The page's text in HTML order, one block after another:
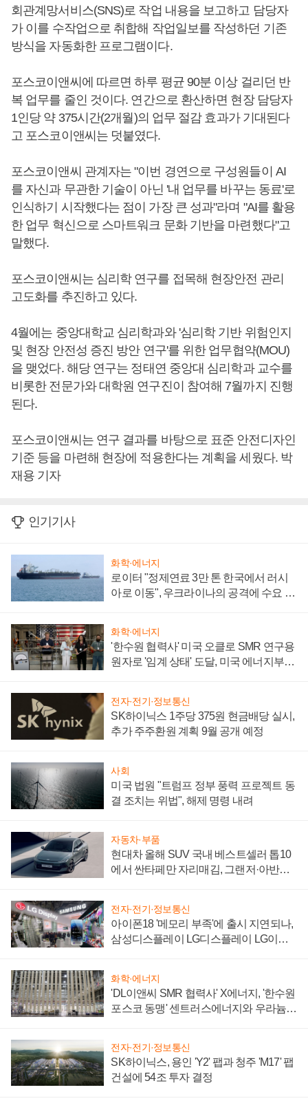
회관계망서비스(SNS)로 작업 내용을 보고하고 담당자
가 이를 수작업으로 취합해 작업일보를 작성하던 기존
방식을 자동화한 프로그램이다.
포스코이앤씨에 따르면 하루 평균 90분 이상 걸리던 반
복 업무를 줄인 것이다. 연간으로 환산하면 현장 담당자
1인당 약 375시간(2개월)의 업무 절감 효과가 기대된다
고 포스코이앤씨는 덧붙였다.
포스코이앤씨 관계자는 "이번 경연으로 구성원들이 AI
를 자신과 무관한 기술이 아닌 '내 업무를 바꾸는 동료'로
인식하기 시작했다는 점이 가장 큰 성과"라며 "AI를 활용
한 업무 혁신으로 스마트워크 문화 기반을 마련했다"고
말했다.
포스코이앤씨는 심리학 연구를 접목해 현장안전 관리
고도화를 추진하고 있다.
4월에는 중앙대학교 심리학과와 '심리학 기반 위험인지
및 현장 안전성 증진 방안 연구'를 위한 업무협약(MOU)
을 맺었다. 해당 연구는 정태연 중앙대 심리학과 교수를
비롯한 전문가와 대학원 연구진이 참여해 7월까지 진행
된다.
포스코이앤씨는 연구 결과를 바탕으로 표준 안전디자인
기준 등을 마련해 현장에 적용한다는 계획을 세웠다. 박
재용 기자
인기기사
화학·에너지
로이터 "정제연료 3만 톤 한국에서 러시
아로 이동", 우크라이나의 공격에 수요 늘
화학·에너지
'한수원 협력사' 미국 오클로 SMR 연구용
원자로 '임계 상태' 도달, 미국 에너지부
전자·전기·정보통신
SK하이닉스 1주당 375원 현금배당 실시,
추가 주주환원 계획 9월 공개 예정
사회
미국 법원 "트럼프 정부 풍력 프로젝트 동
결 조치는 위법", 해제 명령 내려
자동차·부품
현대차 올해 SUV 국내 베스트셀러 톱10
에서 싼타페만 자리매김, 그랜저·아반떼
전자·전기·정보통신
아이폰18 '메모리 부족'에 출시 지연되나,
삼성디스플레이 LG디스플레이 LG이노
화학·에너지
'DL이앤씨 SMR 협력사' X에너지, '한수원
포스코 동맹' 센트러스에너지와 우라늄
전자·전기·정보통신
SK하이닉스, 용인 'Y2' 팹과 청주 'M17' 팹
건설에 54조 투자 결정